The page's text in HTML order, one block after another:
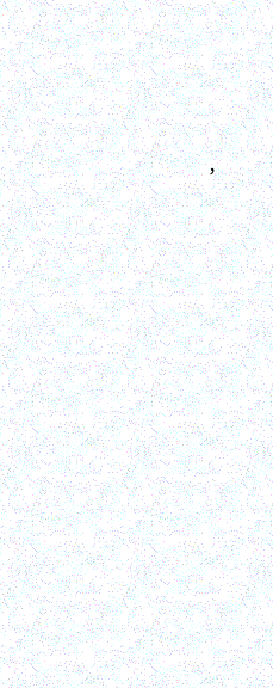
，